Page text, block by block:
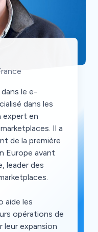
le e-
dans les
expert en
Il a
de la première
Europe avant
leader des
aide les
opérations de
leur expansion